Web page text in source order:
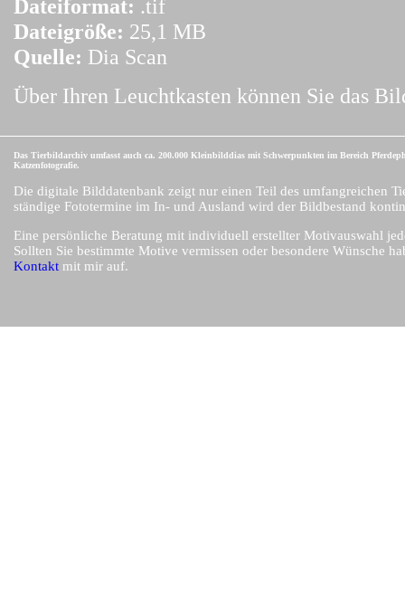
Dateiformat: .tif
Dateigröße: 25,1 MB
Quelle: Dia Scan
Über Ihren Leuchtkasten können Sie das
Das Tierbildarchiv umfasst auch ca. 200.000 Kleinbilddias mit Schwerpunkten im Bereich
Katzenfotografie.
Die digitale Bilddatenbank zeigt nur einen Teil des umfangreichen
ständige Fototermine im In- und Ausland wird der Bildbestand
Eine persönliche Beratung mit individuell erstellter Motivauswahl
Sollten Sie bestimmte Motive vermissen oder besondere Wünsche
Kontakt mit mir auf.